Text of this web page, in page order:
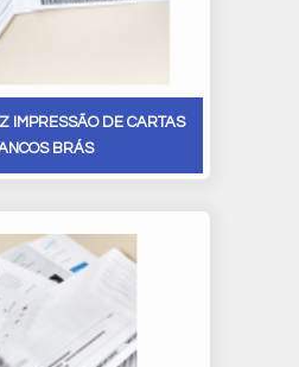
IMPRESSÃO DE CARTAS
BRÁS